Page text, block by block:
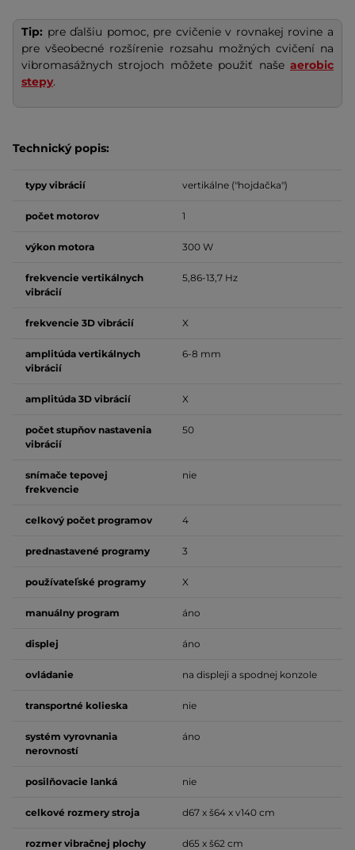
Tip: pre ďalšiu pomoc, pre cvičenie v rovnakej rovine a
pre všeobecné rozšírenie rozsahu možných cvičení na
vibromasážnych strojoch môžete použiť naše aerobic
stepy.
Technický popis:
typy vibrácií vertikálne ("hojdačka")
počet motorov 1
výkon motora 300 W
frekvencie vertikálnych
vibrácií
5,86-13,7 Hz
frekvencie 3D vibrácií X
amplitúda vertikálnych
vibrácií
6-8 mm
amplitúda 3D vibrácií X
počet stupňov nastavenia
vibrácií
50
snímače tepovej
frekvencie
nie
celkový počet programov 4
prednastavené programy 3
používateľské programy X
manuálny program áno
displej áno
ovládanie na displeji a spodnej konzole
transportné kolieska nie
systém vyrovnania
nerovností
áno
posilňovacie lanká nie
celkové rozmery stroja d67 x š64 x v140 cm
rozmer vibračnej plochy d65 x š62 cm